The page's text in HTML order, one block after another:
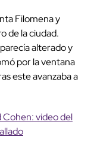
Filomena y
de la ciudad.
alterado y
por la ventana
este avanzaba a
Cohen: video del